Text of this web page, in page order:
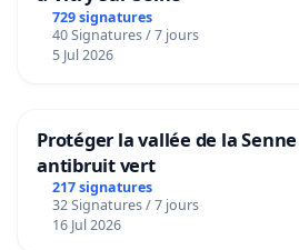
729 signatures
40 Signatures / 7 jours
5 Jul 2026
Protéger la vallée de la
antibruit vert
217 signatures
32 Signatures / 7 jours
16 Jul 2026